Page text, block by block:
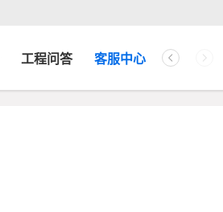
工程问答 客服中心